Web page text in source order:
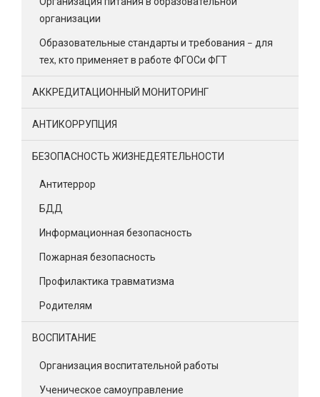
организации
Образовательные стандарты и требования – для
тех, кто применяет в работе ФГОСи ФГТ
АККРЕДИТАЦИОННЫЙ МОНИТОРИНГ
АНТИКОРРУПЦИЯ
БЕЗОПАСНОСТЬ ЖИЗНЕДЕЯТЕЛЬНОСТИ
Антитеррор
БДД
Информационная безопасность
Пожарная безопасность
Профилактика травматизма
Родителям
ВОСПИТАНИЕ
Организация воспитательной работы
Ученическое самоуправление